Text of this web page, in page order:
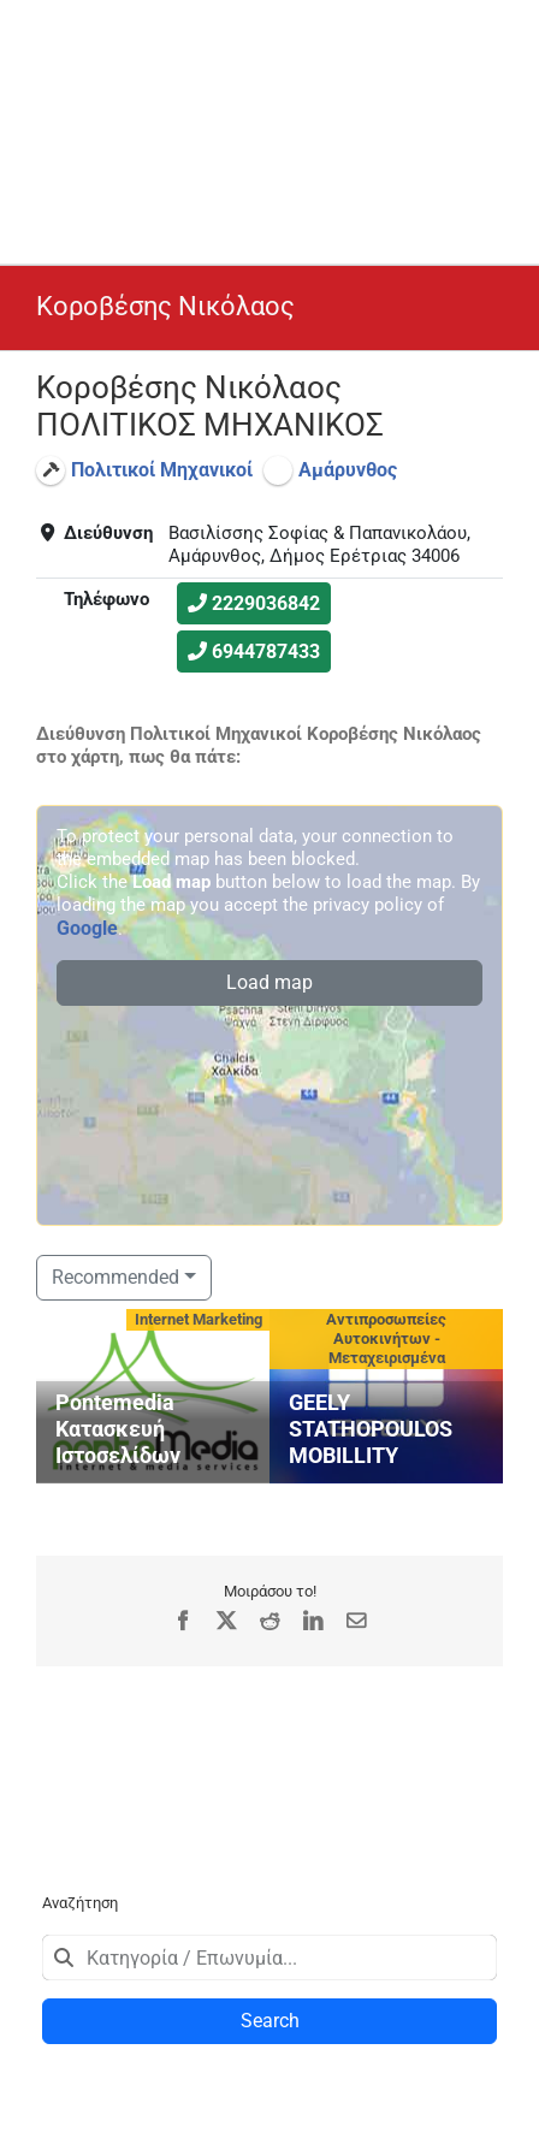
Κοροβέσης Νικόλαος
Κοροβέσης Νικόλαος
ΠΟΛΙΤΙΚΟΣ ΜΗΧΑΝΙΚΟΣ
Πολιτικοί Μηχανικοί Αμάρυνθος
Διεύθυνση
Βασιλίσσης Σοφίας & Παπανικολάου,
Αμάρυνθος, Δήμος Ερέτριας 34006
Τηλέφωνο
2229036842
6944787433
Διεύθυνση Πολιτικοί Μηχανικοί Κοροβέσης Νικόλαος
στο χάρτη, πως θα πάτε:
To protect your personal data, your connection to
the embedded map has been blocked.
Click theLoad map button below to load the map. By
loading the map you accept the privacy policy of
Google.
Load map
Recommended
Internet Marketing
Pontemedia
Κατασκευή
Ιστοσελίδων
Αντιπροσωπείες
Αυτοκινήτων -
Μεταχειρισμένα
GEELY
STATHOPOULOS
MOBILLITY
Μοιράσου το!
Facebook RedditLinkedIn
Email
Αναζήτηση
Search